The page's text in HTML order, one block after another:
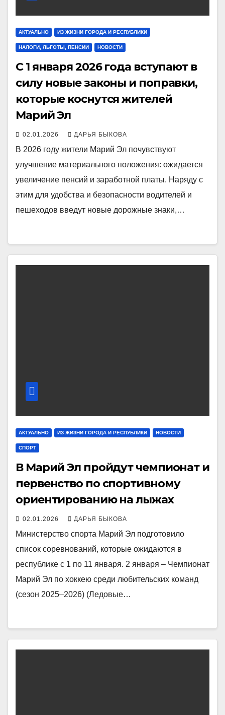
АКТУАЛЬНО ИЗ ЖИЗНИ ГОРОДА И РЕСПУБЛИКИ
НАЛОГИ, ЛЬГОТЫ, ПЕНСИИ НОВОСТИ
С 1 января 2026 года вступают в
силу новые законы и поправки,
которые коснутся жителей
Марий Эл
02.01.2026 ДАРЬЯ БЫКОВА
В 2026 году жители Марий Эл почувствуют
улучшение материального положения: ожидается
увеличение пенсий и заработной платы. Наряду с
этим для удобства и безопасности водителей и
пешеходов введут новые дорожные знаки,…
АКТУАЛЬНО ИЗ ЖИЗНИ ГОРОДА И РЕСПУБЛИКИ НОВОСТИ
СПОРТ
В Марий Эл пройдут чемпионат и
первенство по спортивному
ориентированию на лыжах
02.01.2026 ДАРЬЯ БЫКОВА
Министерство спорта Марий Эл подготовило
список соревнований, которые ожидаются в
республике с 1 по 11 января. 2 января – Чемпионат
Марий Эл по хоккею среди любительских команд
(сезон 2025–2026) (Ледовые…